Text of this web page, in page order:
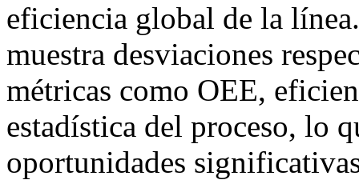
eficiencia global de la
muestra desviaciones
métricas como OEE,
estadística del proceso, lo
oportunidades